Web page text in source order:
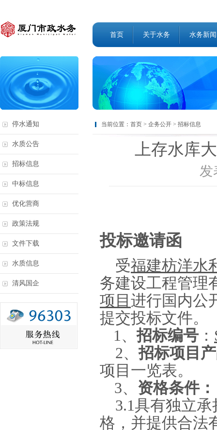
首页 关于水务 水务新闻
停水通知
水质公告
招标信息
中标信息
优化营商
政策法规
文件下载
水质信息
清风国企
当前位置： 首页 > 企务公开 > 招标信息
上存水库
发
投标邀请函
受福建枋洋水
务建设工程管理
项目 进行国内公
提交投标文件。
1、招标编号 ：
2、招标项目
项目一览表。
3、 资格条件：
3.1具有独立
格，并提供合法